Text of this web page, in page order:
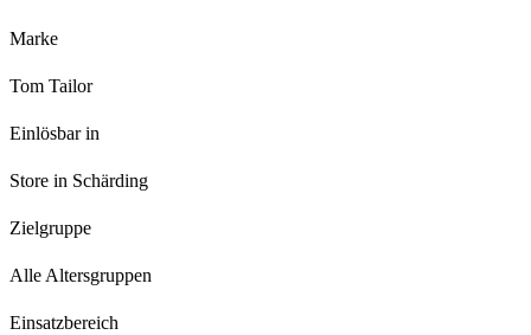
Marke
Tom Tailor
Einlösbar in
Store in Schärding
Zielgruppe
Alle Altersgruppen
Einsatzbereich